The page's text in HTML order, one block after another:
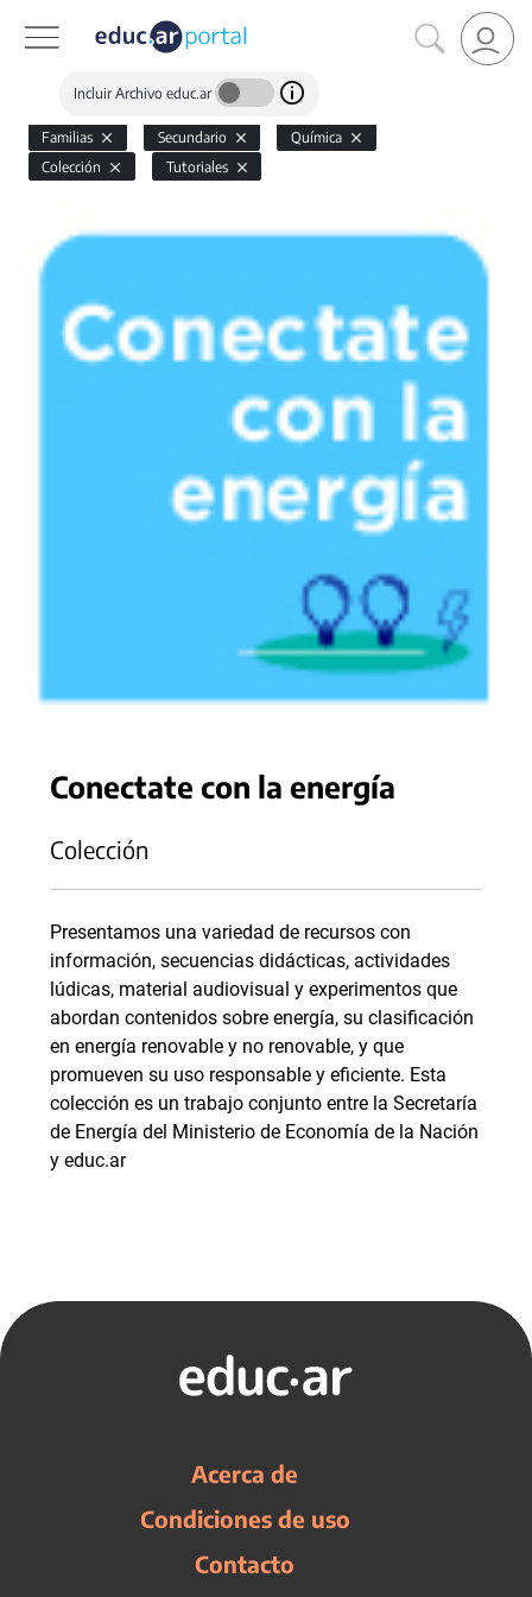
Incluir Archivo educ.ar
Familias Secundario
Química
Colección
Tutoriales
Conectate con la energía
Colección
Presentamos una variedad de recursos con
información, secuencias didácticas, actividades
lúdicas, material audiovisual y experimentos que
abordan contenidos sobre energía, su clasificación
en energía renovable y no renovable, y que
promueven su uso responsable y eficiente. Esta
colección es un trabajo conjunto entre la Secretaría
de Energía del Ministerio de Economía de la Nación
y educ.ar
Acerca de
Condiciones de uso
Contacto